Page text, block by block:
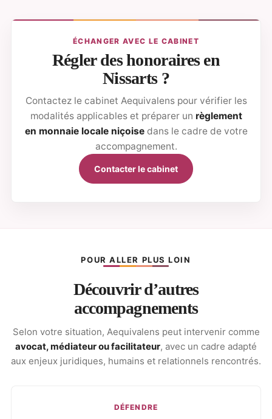
ÉCHANGER AVEC LE CABINET
Régler des honoraires en
Nissarts ?
Contactez le cabinet Aequivalens pour vérifier les
modalités applicables et préparer un règlement
en monnaie locale niçoisedans le cadre de votre
accompagnement.
Contacter le cabinet
POUR ALLER PLUS LOIN
Découvrir d’autres
accompagnements
Selon votre situation, Aequivalens peut intervenir comme
avocat, médiateur ou facilitateur, avec un cadre adapté
aux enjeux juridiques, humains et relationnels rencontrés.
DÉFENDRE